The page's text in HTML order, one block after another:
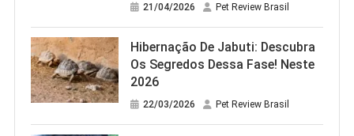
21/04/2026 Pet Review Brasil
Hibernação De Jabuti: Descubra
Os Segredos Dessa Fase! Neste
2026
22/03/2026 Pet Review Brasil